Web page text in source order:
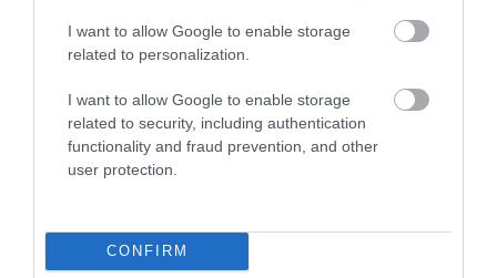
I want to allow Google to enable storage
related to personalization.
I want to allow Google to enable storage
related to security, including authentication
functionality and fraud prevention, and other
user protection.
CONFIRM
ma.hu legfrissebb hírei:
Nagy erőkkel keresik a szomjazó gólyát megmentő
Árpádot
Magyar Péter: átfogó energiafejlesztési tervet fogadott el a
kormány
Második világháborús német katonai motorkerékpár